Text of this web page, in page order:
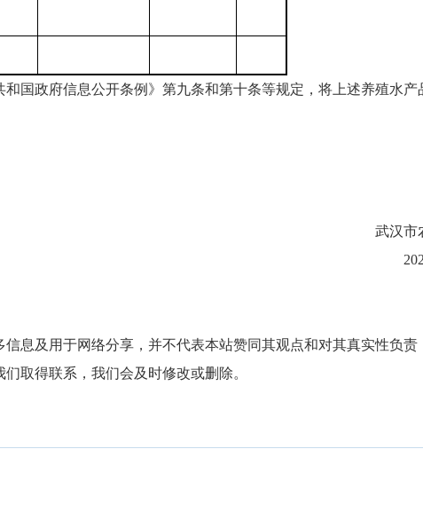
国政府信息公开条例》第九条和第十条等规定，将上述养殖水产
武汉市
息及用于网络分享，并不代表本站赞同其观点和对其真实性负责
取得联系，我们会及时修改或删除。